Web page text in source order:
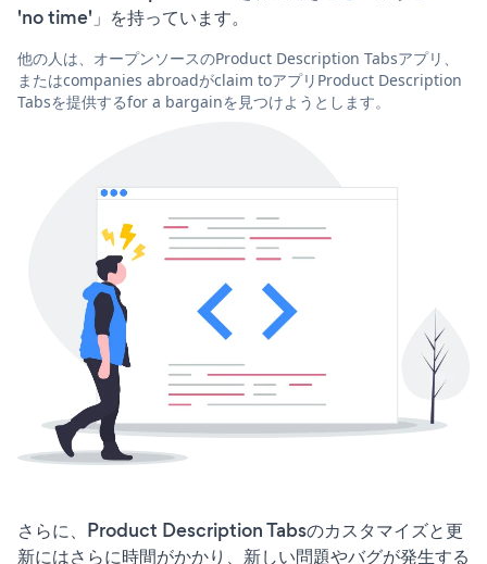
'no time'」を持っています。
他の人は、オープンソースのProduct Description Tabsアプリ、
またはcompanies abroadがclaim toアプリProduct Description
Tabsを提供するfor a bargainを見つけようとします。
さらに、Product Description Tabsのカスタマイズと更
新にはさらに時間がかかり、新しい問題やバグが発生する